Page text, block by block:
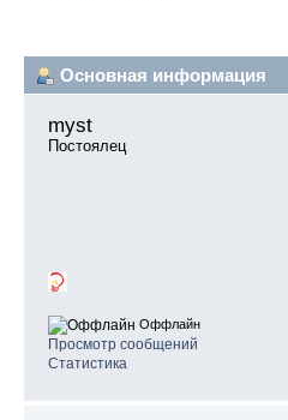
Основная информация
myst
Постоялец
Оффлайн
Просмотр сообщений
Статистика